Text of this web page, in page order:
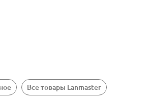
Все товары Lanmaster